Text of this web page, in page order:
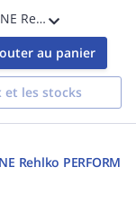
GROUPE ELECTROGENE Rehlko TECHNIC 15000TA C5
au panier
les stocks
Rehlko PERFORM